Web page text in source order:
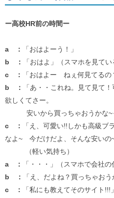
ー高校HR前の時間ー
a ：
「おはよーう！」
b ：
「おはよ」（スマホを見てい
c ：
「おはよー ねぇ何見てるの
b ：
「あ・・これね。見て見て
欲しくてさー。
安いから買っちゃおうかな~
c ：
「え、可愛い!!しかも高級ブ
なよ~ 今だけだよ、そんな安いの
（軽い気持ち）
a ：
「・・・」（スマホで会社の
b ：
「え、だよね？買っちゃおう
c ：
「私にも教えてそのサイト!!!」